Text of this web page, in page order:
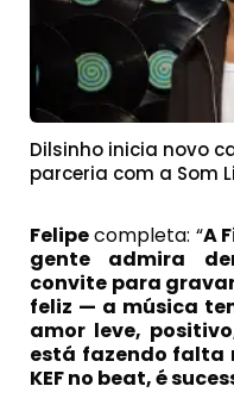
Dilsinho inicia novo
parceria com a Som
Felipecompleta: “A
gente admira
convite para
feliz — a música
amor leve,
está fazendo falta
KEF no beat, é